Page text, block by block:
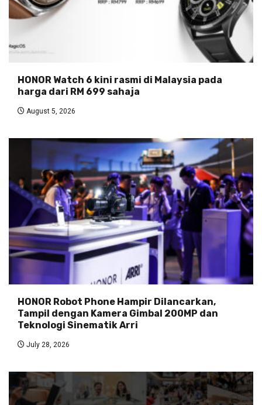
HONOR Watch 6 kini rasmi di Malaysia pada
harga dari RM 699 sahaja
August 5, 2026
HONOR Robot Phone Hampir Dilancarkan,
Tampil dengan Kamera Gimbal 200MP dan
Teknologi Sinematik Arri
July 28, 2026